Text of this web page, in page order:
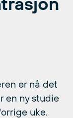
er nå det
en ny studie
uke.